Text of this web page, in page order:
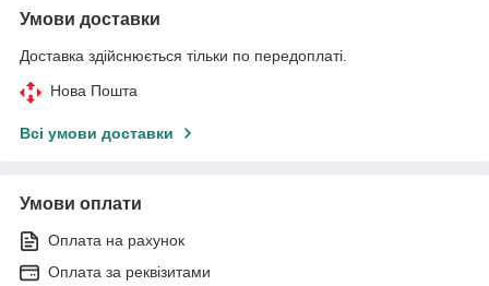
Умови доставки
Доставка здійснюється тільки по передоплаті.
Нова Пошта
Всі умови доставки
Умови оплати
Оплата на рахунок
Оплата за реквізитами